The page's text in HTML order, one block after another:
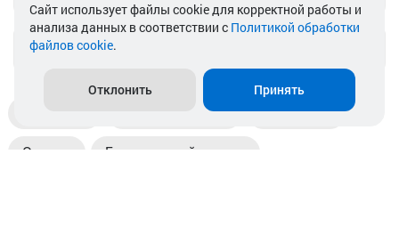
info@akkamulik.by
Пункты выдачи Магазины
Оплата Безналичный расчет
Cайт использует файлы cookie для корректной работы и
анализа данных в соответствии с Политикой обработки
файлов cookie.
Отклонить Принять